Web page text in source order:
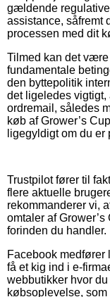
gældende
assistance, såfremt
processen med dit
Tilmed kan det
fundamentale
den byttepolitik
det ligeledes
ordremail, således
køb af Grower’s
ligegyldigt om du
Trustpilot fører til
flere aktuelle
rekommanderer vi,
omtaler af
forinden du handler.
Facebook
få et kig ind i e-
webbutikker hvor
købsoplevelse,